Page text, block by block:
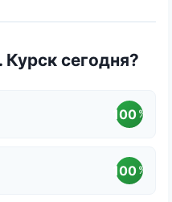
сегодня?
100 %
100 %